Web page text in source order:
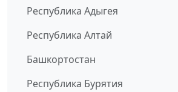
Республика Адыгея
Республика Алтай
Башкортостан
Республика Бурятия